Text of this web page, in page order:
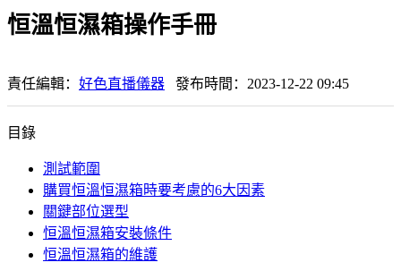
恒溫恒濕箱操作手冊
責任編輯： 好色直播儀器 發布時間：2023-12-22 09:45
目錄
測試範圍
購買恒溫恒濕箱時要考慮的6大因素
關鍵部位選型
恒溫恒濕箱安裝條件
恒溫恒濕箱的維護